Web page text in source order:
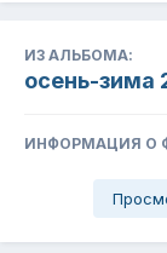
ИЗ АЛЬБОМА:
осень-зима
ИНФОРМАЦИЯ О